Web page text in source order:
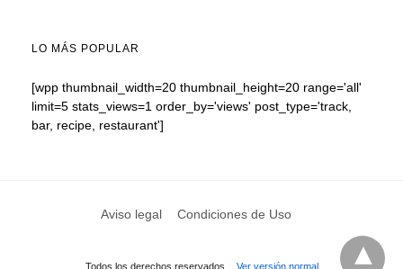
LO MÁS POPULAR
[wpp thumbnail_width=20 thumbnail_height=20 range='all'
limit=5 stats_views=1 order_by='views' post_type='track,
bar, recipe, restaurant']
Aviso legal Condiciones de Uso
Todos los derechos reservados. Ver versión normal